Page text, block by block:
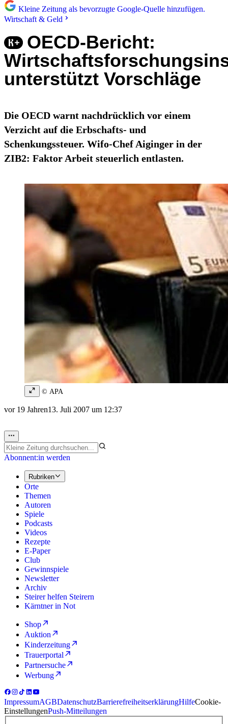
Kleine Zeitung als bevorzugte Google-Quelle hinzufügen.
Wirtschaft & Geld
OECD-Bericht:
unterstützt Vorschläge
Die OECD warnt nachdrücklich vor einem
Verzicht auf die Erbschafts- und
Schenkungssteuer. Wifo-Chef Aiginger in der
ZIB2: Faktor Arbeit steuerlich entlasten.
© APA
vor 19 Jahren13. Juli 2007 um 12:37
Abonnent:in werden
Rubriken
Orte
Themen
Autoren
Spiele
Podcasts
Videos
Rezepte
E-Paper
Club
Gewinnspiele
Newsletter
Archiv
Steirer helfen Steirern
Kärntner in Not
Shop
Auktion
Kinderzeitung
Trauerportal
Partnersuche
Werbung
ImpressumAGBDatenschutzBarrierefreiheitserklärungHilfeCookie-
EinstellungenPush-Mitteilungen